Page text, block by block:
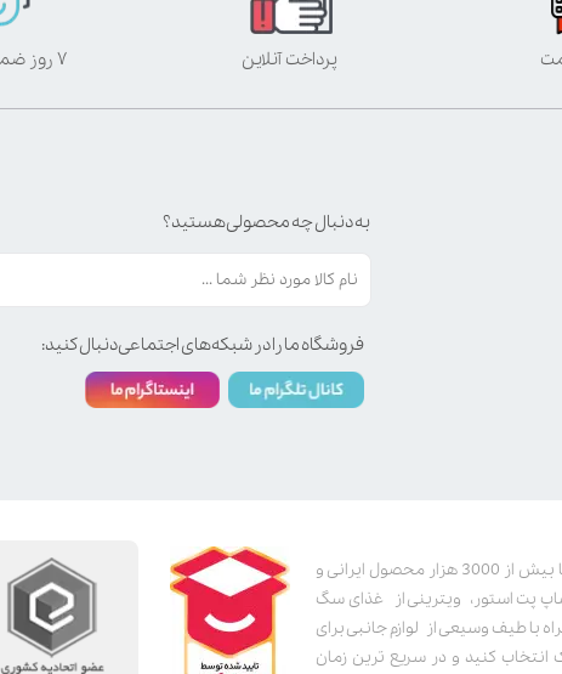
پت استور به عنوان یکی از قدیمی‌ترین پت شاپ های اینترنتی با بیش از 3000 هزار محصول ایرانی و
پت استور، ویترینی از غذای سگ
با طیف وسیعی از لوازم جانبی برای
انتخاب کنید و در سریع ترین زمان
پرداخت آنلاین ۷ روز ضمانت بازگشت
به دنبال چه محصولی هستید؟
فروشگاه ما را در شبکه‌های اجتماعی دنبال کنید: